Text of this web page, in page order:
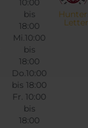
10:00
bis
18:00
Mi.10:00
bis
18:00
Do.10:00
bis 18:00
Fr. 10:00
bis
18:00